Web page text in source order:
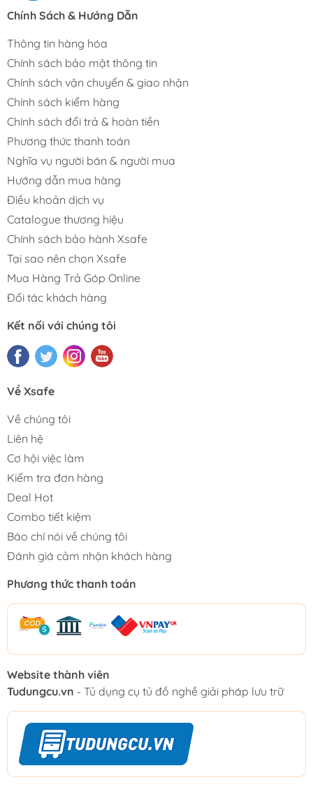
Chính Sách & Hướng Dẫn
Thông tin hàng hóa
Chính sách bảo mật thông tin
Chính sách vận chuyển & giao nhận
Chính sách kiểm hàng
Chính sách đổi trả & hoàn tiền
Phương thức thanh toán
Nghĩa vụ người bán & người mua
Hướng dẫn mua hàng
Điều khoản dịch vụ
Catalogue thương hiệu
Chính sách bảo hành Xsafe
Tại sao nên chọn Xsafe
Mua Hàng Trả Góp Online
Đối tác khách hàng
Kết nối với chúng tôi
Về Xsafe
Về chúng tôi
Liên hệ
Cơ hội việc làm
Kiểm tra đơn hàng
Deal Hot
Combo tiết kiệm
Báo chí nói về chúng tôi
Đánh giá cảm nhận khách hàng
Phương thức thanh toán
Website thành viên
Tudungcu.vn - Tủ dụng cụ tủ đồ nghề giải pháp lưu trữ